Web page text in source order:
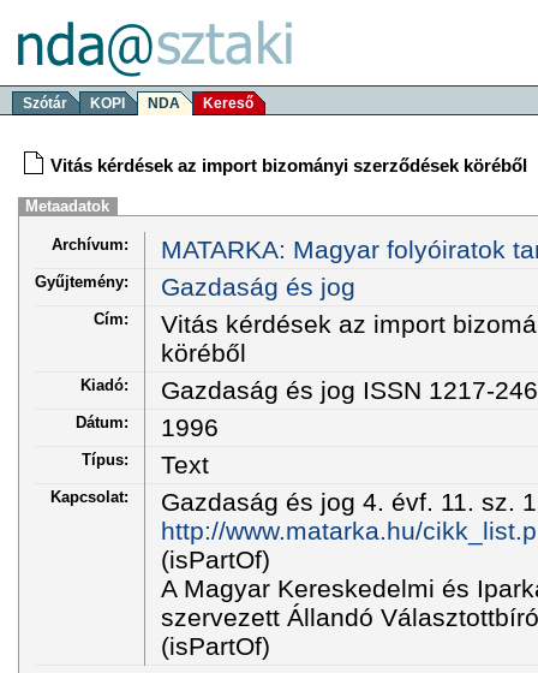
Szótár KOPI NDA Kereső
Vitás kérdések az import bizományi szerződések köréből
Metaadatok
Archívum: MATARKA: Magyar folyóiratok
Gyűjtemény: Gazdaság és jog
Cím:
Vitás kérdések az import
köréből
Kiadó: Gazdaság és jog ISSN 1217-
Dátum: 1996
Típus: Text
Kapcsolat:
Gazdaság és jog 4. évf. 11. sz.
http://www.matarka.hu/
(isPartOf)
A Magyar Kereskedelmi és
szervezett Állandó
(isPartOf)